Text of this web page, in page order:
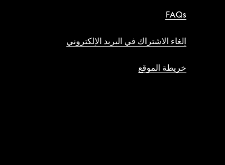
FAQs
إلغاء الاشتراك في البريد الإلكتروني
خريطة الموقع